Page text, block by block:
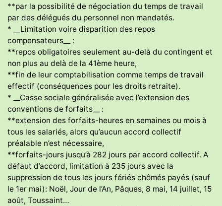
**par la possibilité de négociation du temps de travail
par des délégués du personnel non mandatés.
* __Limitation voire disparition des repos
compensateurs__ :
**repos obligatoires seulement au-delà du contingent et
non plus au delà de la 41ème heure,
**fin de leur comptabilisation comme temps de travail
effectif (conséquences pour les droits retraite).
* __Casse sociale généralisée avec l’extension des
conventions de forfaits__ :
**extension des forfaits-heures en semaines ou mois à
tous les salariés, alors qu’aucun accord collectif
préalable n’est nécessaire,
**forfaits-jours jusqu’à 282 jours par accord collectif. A
défaut d’accord, limitation à 235 jours avec la
suppression de tous les jours fériés chômés payés (sauf
le 1er mai): Noël, Jour de l’An, Pâques, 8 mai, 14 juillet, 15
août, Toussaint…